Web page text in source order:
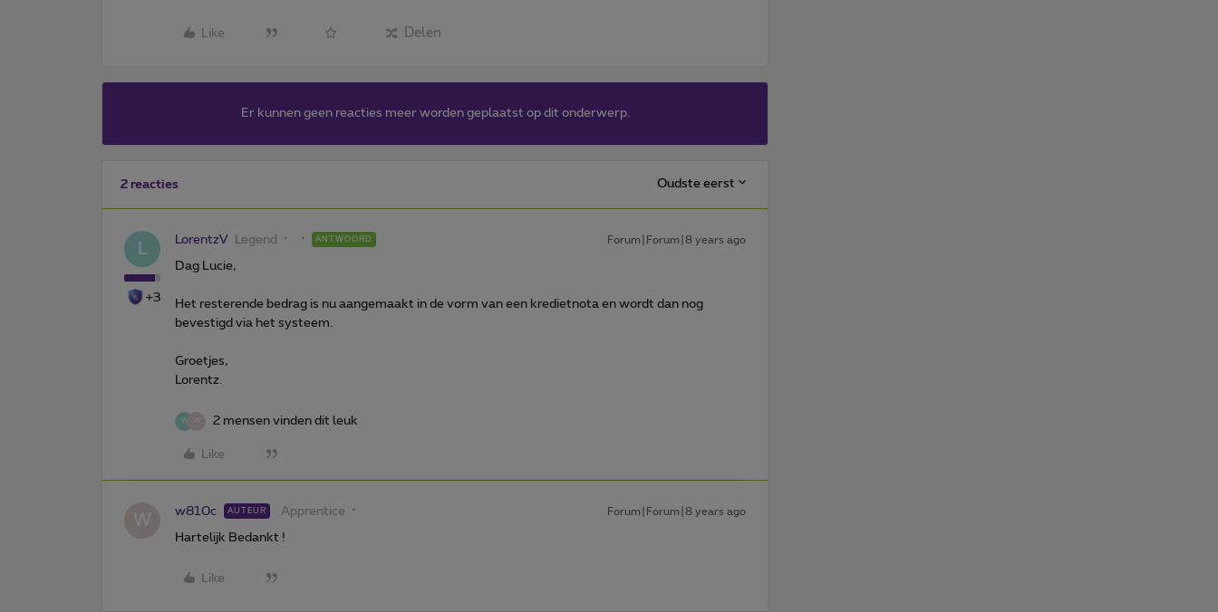
Like Delen
Er kunnen geen reacties meer worden geplaatst op dit onderwerp.
2 reacties Oudste eerst
L
+3
LorentzV Legend ANTWOORD Forum|Forum|8 years ago
Dag Lucie,
Het resterende bedrag is nu aangemaakt in de vorm van een kredietnota en wordt dan nog
bevestigd via het systeem.
Groetjes,
Lorentz.
W 2 mensen vinden dit leuk
Like
W w810c AUTEUR Apprentice Forum|Forum|8 years ago
Hartelijk Bedankt !
Like